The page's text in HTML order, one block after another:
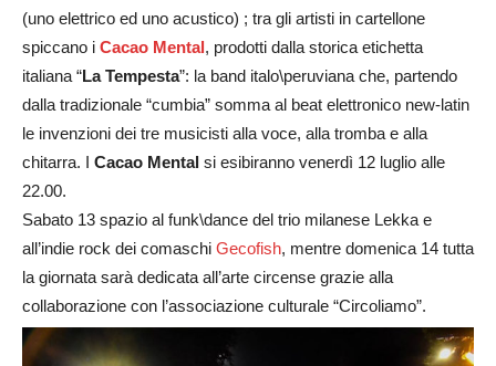
(uno elettrico ed uno acustico) ; tra gli artisti in cartellone
spiccano i Cacao Mental, prodotti dalla storica etichetta
italiana “La Tempesta”: la band italo\peruviana che, partendo
dalla tradizionale “cumbia” somma al beat elettronico new-latin
le invenzioni dei tre musicisti alla voce, alla tromba e alla
chitarra. I Cacao Mental si esibiranno venerdì 12 luglio alle
22.00.
Sabato 13 spazio al funk\dance del trio milanese Lekka e
all’indie rock dei comaschi Gecofish, mentre domenica 14 tutta
la giornata sarà dedicata all’arte circense grazie alla
collaborazione con l’associazione culturale “Circoliamo”.